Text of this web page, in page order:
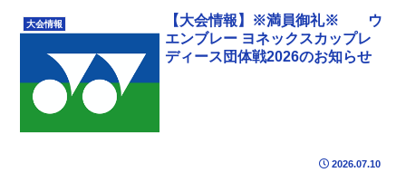
大会情報
【大会情報】※満員御礼※ ウ
エンブレー ヨネックスカップレ
ディース団体戦2026のお知らせ
2026.07.10